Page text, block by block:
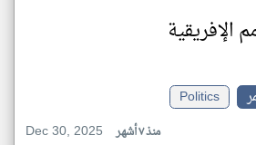
الإفريقية
Politics
Dec 30, 2025
منذ ٧ أشهر